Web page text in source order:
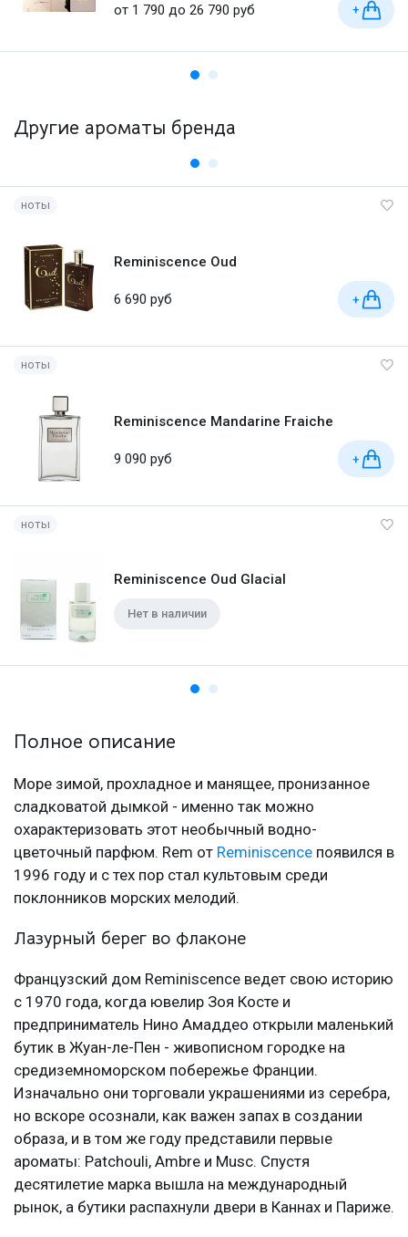
от 1 790 до 26 790 руб +
Другие ароматы бренда
ноты
Reminiscence Oud
6 690 руб +
ноты
Reminiscence Mandarine Fraiche
9 090 руб +
ноты
Reminiscence Oud Glacial
Нет в наличии
Полное описание
Море зимой, прохладное и манящее, пронизанное
сладковатой дымкой - именно так можно
охарактеризовать этот необычный водно-
цветочный парфюм. Rem от Reminiscence появился в
1996 году и с тех пор стал культовым среди
поклонников морских мелодий.
Лазурный берег во флаконе
Французский дом Reminiscence ведет свою историю
с 1970 года, когда ювелир Зоя Косте и
предприниматель Нино Амаддео открыли маленький
бутик в Жуан-ле-Пен - живописном городке на
средиземноморском побережье Франции.
Изначально они торговали украшениями из серебра,
но вскоре осознали, как важен запах в создании
образа, и в том же году представили первые
ароматы: Patchouli, Ambre и Musc. Спустя
десятилетие марка вышла на международный
рынок, а бутики распахнули двери в Каннах и Париже.